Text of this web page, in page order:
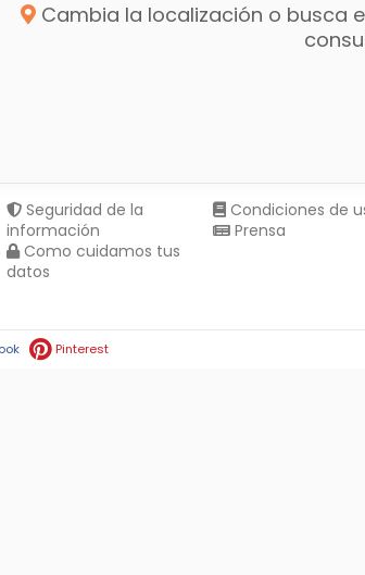
Cambia la localización o busca
Seguridad de la
información
Como cuidamos tus
datos
Condiciones de
Prensa
Pinterest